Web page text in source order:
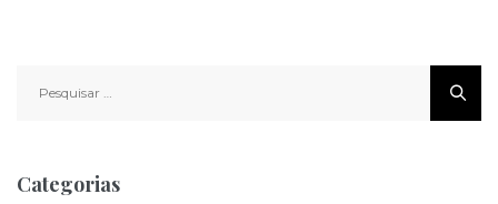
por:
Categorias